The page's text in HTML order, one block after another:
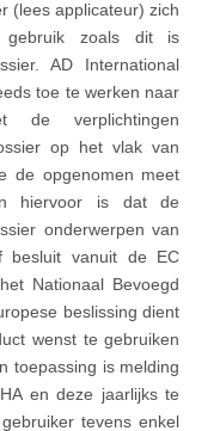
(lees applicateur) zich
zoals dit is
AD International
toe te werken naar
de verplichtingen
op het vlak van
de opgenomen meet
hiervoor is dat de
onderwerpen van
besluit vanuit de EC
Nationaal Bevoegd
beslissing dient
wenst te gebruiken
toepassing is melding
en deze jaarlijks te
tevens enkel